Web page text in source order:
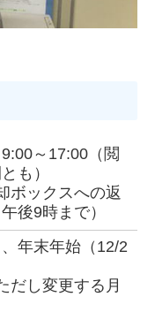
～17:00（閲
も）
ボックスへの返
後9時まで）
年末年始（12/2
だし変更する月